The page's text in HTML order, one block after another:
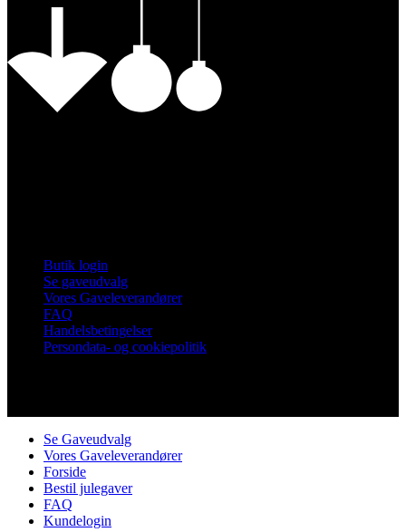
Butik login
Se gaveudvalg
Vores Gaveleverandører
FAQ
Handelsbetingelser
Persondata- og cookiepolitik
Se Gaveudvalg
Vores Gaveleverandører
Forside
Bestil julegaver
FAQ
Kundelogin